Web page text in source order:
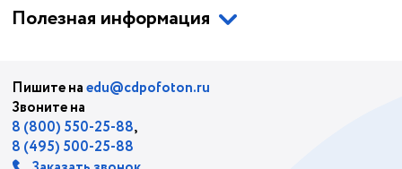
Полезная информация
Пишите наedu@cdpofoton.ru
Звоните на
8 (800) 550-25-88,
8 (495) 500-25-88